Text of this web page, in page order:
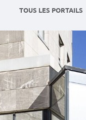
TOUS LES PORTAILS